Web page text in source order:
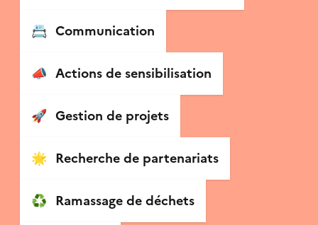
📇 Communication
📣 Actions de sensibilisation
🚀 Gestion de projets
🌟 Recherche de partenariats
♻️ Ramassage de déchets